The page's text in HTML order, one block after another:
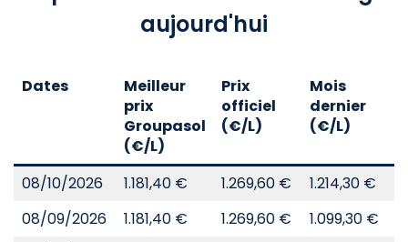
aujourd'hui
Dates
Meilleur
prix
Groupasol
(€/L)
Prix
officiel
(€/L)
Mois
dernier
(€/L)
08/10/2026 1.181,40 € 1.269,60 € 1.214,30 €
08/09/2026
1.181,40 € 1.269,60 € 1.099,30 €